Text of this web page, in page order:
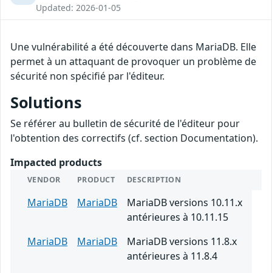
Updated: 2026-01-05
Une vulnérabilité a été découverte dans MariaDB. Elle
permet à un attaquant de provoquer un problème de
sécurité non spécifié par l'éditeur.
Solutions
Se référer au bulletin de sécurité de l'éditeur pour
l'obtention des correctifs (cf. section Documentation).
Impacted products
VENDOR PRODUCT DESCRIPTION
MariaDB MariaDB
MariaDB versions 10.11.x
antérieures à 10.11.15
MariaDB
MariaDB
MariaDB versions 11.8.x
antérieures à 11.8.4